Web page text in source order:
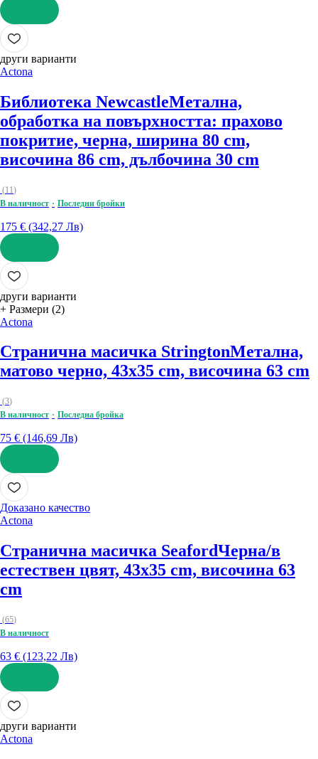
ДОБАВИ
други варианти
Actona
Библиотека NewcastleМетална,
oбработка на повърхността: прахово
покритие, черна, ширина 80 cm,
височина 86 cm, дълбочина 30 cm
(11)
В наличност
Последни бройки
175 € (342,27 Лв)
ДОБАВИ
други варианти
+ Размери (2)
Actona
Странична масичка StringtonМетална,
матово черно, 43x35 cm, височина 63 cm
(3)
В наличност
Последна бройка
75 € (146,69 Лв)
ДОБАВИ
Доказано качество
Actona
Странична масичка SeafordЧерна/в
естествен цвят, 43x35 cm, височина 63
cm
(65)
В наличност
63 € (123,22 Лв)
ДОБАВИ
други варианти
Actona